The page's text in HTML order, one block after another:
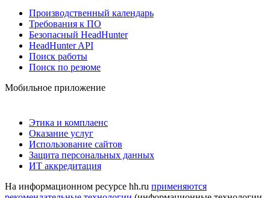
Производственный календарь
Требования к ПО
Безопасный HeadHunter
HeadHunter API
Поиск работы
Поиск по резюме
Мобильное приложение
Этика и комплаенс
Оказание услуг
Использование сайтов
Защита персональных данных
ИТ аккредитация
На информационном ресурсе hh.ru применяются